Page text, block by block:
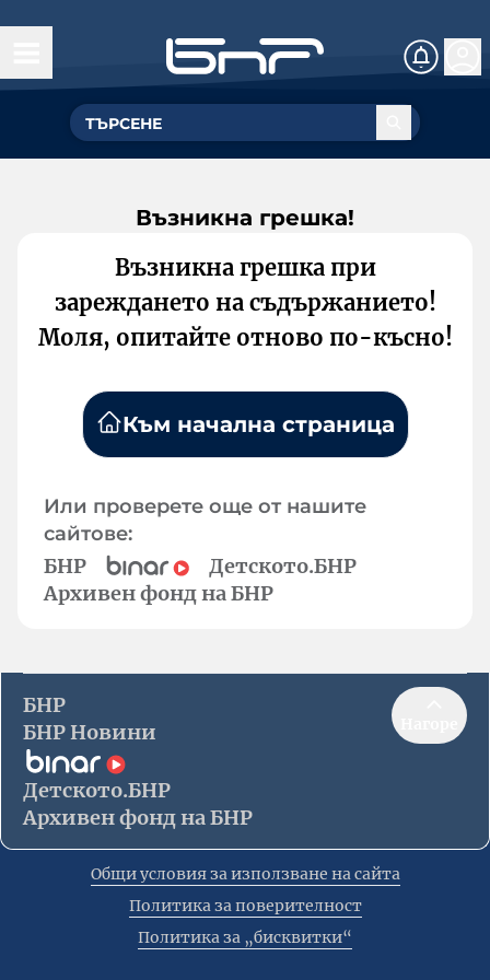
Възникна грешка!
Възникна грешка при
зареждането на съдържанието!
Моля, опитайте отново по-късно!
Към начална страница
Или проверете още от нашите
сайтове:
БНР
Детското.БНР
Архивен фонд на БНР
БНР
БНР Новини
Детското.БНР
Архивен фонд на БНР
Общи условия за използване на сайта
Политика за поверителност
Политика за „бисквитки“